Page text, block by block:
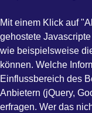
Mit einem Klick auf
gehostete
wie beispielsweise
können. Welche
Einflussbereich des
Anbietern (jQuery,
erfragen. Wer das